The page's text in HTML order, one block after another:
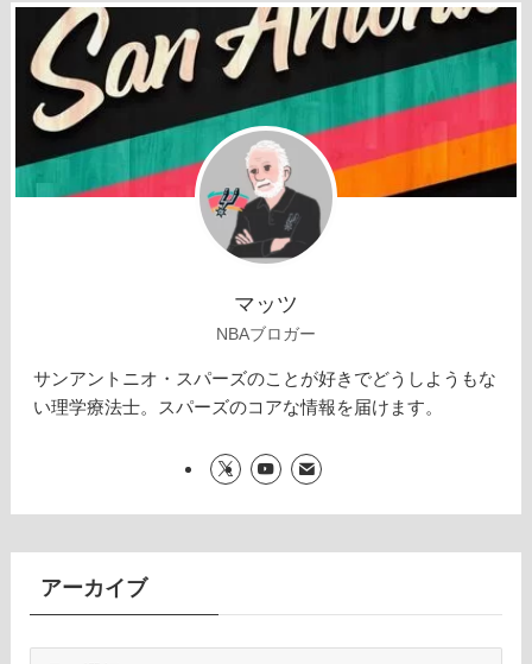
マッツ
NBAブロガー
サンアントニオ・スパーズのことが好きでどうしようもな
い理学療法士。スパーズのコアな情報を届けます。
アーカイブ